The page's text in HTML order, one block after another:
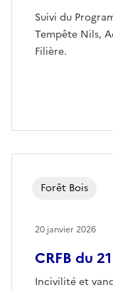
Suivi du
Tempête Nils,
Filière.
CRFB du
Incivilité et
Forêt Bois
20 janvier 2026